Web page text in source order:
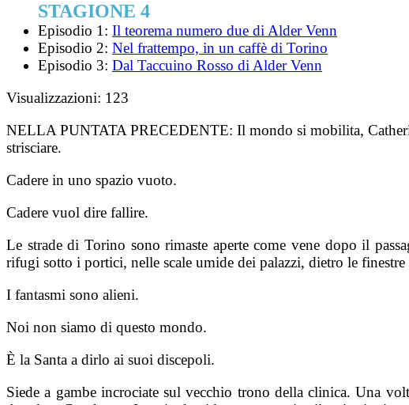
STAGIONE 4
Episodio 1: Il teorema numero due di Alder Venn
Episodio 2: Nel frattempo, in un caffè di Torino
Episodio 3: Dal Taccuino Rosso di Alder Venn
Visualizzazioni: 123
NELLA PUNTATA PRECEDENTE: Il mondo si mobilita,
strisciare.
Cadere in uno spazio vuoto.
Cadere vuol dire fallire.
Le strade di Torino sono rimaste aperte come vene dopo il
rifugi sotto i portici, nelle scale umide dei palazzi, dietro le
I fantasmi sono alieni.
Noi non siamo di questo mondo.
È la Santa a dirlo ai suoi discepoli.
Siede a gambe incrociate sul vecchio trono della clinica. Una